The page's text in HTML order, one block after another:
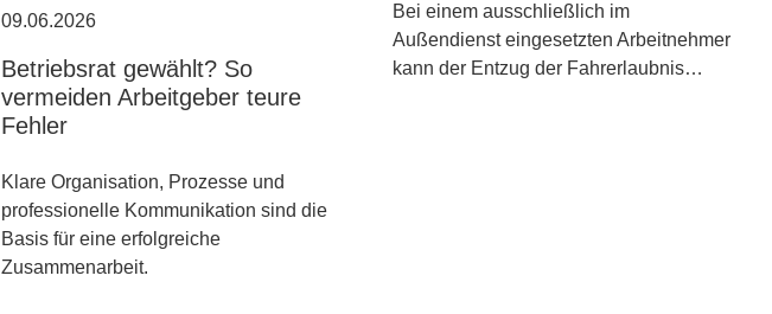
09.06.2026
Betriebsrat gewählt? So
vermeiden Arbeitgeber teure
Fehler
Klare Organisation, Prozesse und
professionelle Kommunikation sind die
Basis für eine erfolgreiche
Zusammenarbeit.
Bei einem ausschließlich im
Außendienst eingesetzten Arbeitnehmer
kann der Entzug der Fahrerlaubnis…